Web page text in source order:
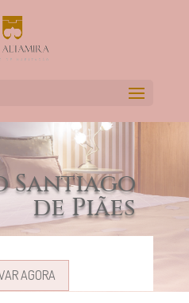
Santiago
de Piães
AGORA